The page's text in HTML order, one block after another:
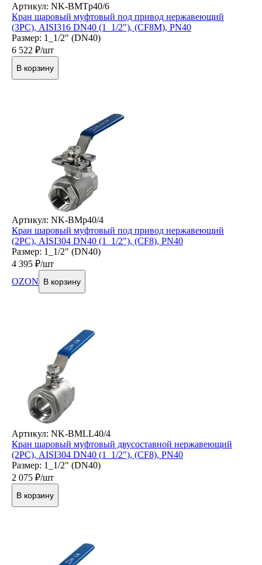
Артикул: NK-BMTp40/6
Кран шаровый муфтовый под привод нержавеющий
(3PC), AISI316 DN40 (1_1/2"), (CF8M), PN40
Размер: 1_1/2" (DN40)
6 522 ₽/шт
В корзину
Артикул: NK-BMp40/4
Кран шаровый муфтовый под привод нержавеющий
(2PC), AISI304 DN40 (1_1/2"), (CF8), PN40
Размер: 1_1/2" (DN40)
4 395 ₽/шт
OZON
В корзину
Артикул: NK-BMLL40/4
Кран шаровый муфтовый двусоставной нержавеющий
(2PC), AISI304 DN40 (1_1/2"), (CF8), PN40
Размер: 1_1/2" (DN40)
2 075 ₽/шт
В корзину